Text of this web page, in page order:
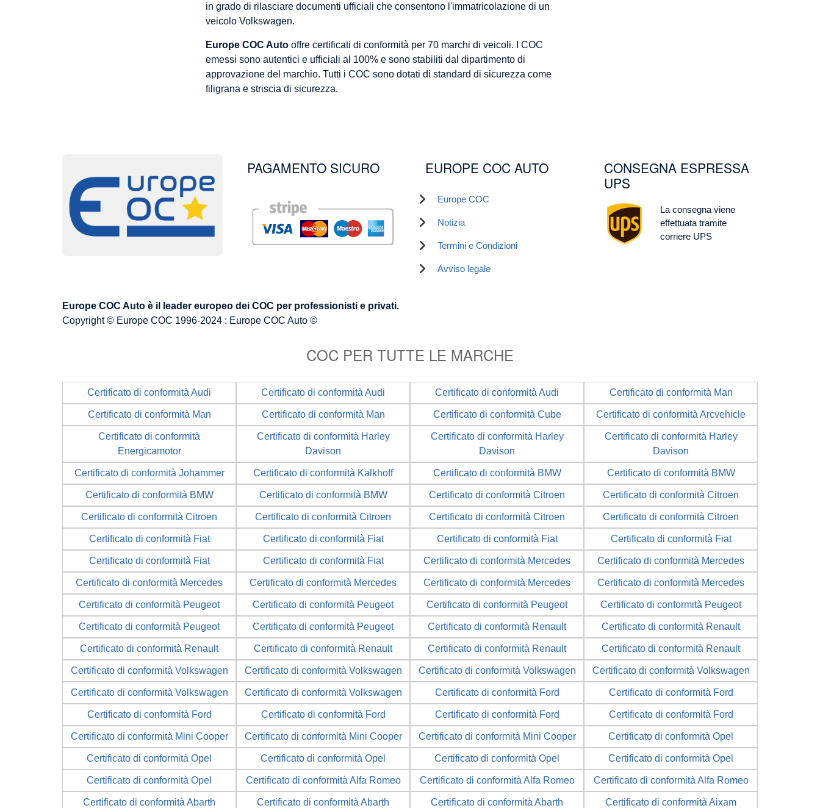
in grado di rilasciare documenti ufficiali che consentono l'immatricolazione di un
veicolo Volkswagen.
Europe COC Auto offre certificati di conformità per 70 marchi di veicoli. I COC
emessi sono autentici e ufficiali al 100% e sono stabiliti dal dipartimento di
approvazione del marchio. Tutti i COC sono dotati di standard di sicurezza come
filigrana e striscia di sicurezza.
Image PAGAMENTO SICURO EUROPE COC AUTO
Europe COC
Notizia
Termini e Condizioni
Avviso legale
CONSEGNA ESPRESSA
UPS
Image
La consegna viene
effettuata tramite
corriere UPS
Europe COC Auto è il leader europeo dei COC per professionisti e privati.
Copyright © Europe COC 1996-2024 : Europe COC Auto ©
COC PER TUTTE LE MARCHE
Certificato di conformità Audi Certificato di conformità Audi Certificato di conformità Audi Certificato di conformità Man
Certificato di conformità Man Certificato di conformità Man Certificato di conformità Cube Certificato di conformità Arcvehicle
Certificato di conformità
Energicamotor
Certificato di conformità Harley
Davison
Certificato di conformità Harley
Davison
Certificato di conformità Harley
Davison
Certificato di conformità Johammer Certificato di conformità Kalkhoff Certificato di conformità BMW Certificato di conformità BMW
Certificato di conformità BMW Certificato di conformità BMW Certificato di conformità Citroen Certificato di conformità Citroen
Certificato di conformità Citroen Certificato di conformità Citroen Certificato di conformità Citroen Certificato di conformità Citroen
Certificato di conformità Fiat Certificato di conformità Fiat Certificato di conformità Fiat Certificato di conformità Fiat
Certificato di conformità Fiat Certificato di conformità Fiat Certificato di conformità Mercedes Certificato di conformità Mercedes
Certificato di conformità Mercedes Certificato di conformità Mercedes Certificato di conformità Mercedes Certificato di conformità Mercedes
Certificato di conformità Peugeot Certificato di conformità Peugeot Certificato di conformità Peugeot Certificato di conformità Peugeot
Certificato di conformità Peugeot Certificato di conformità Peugeot Certificato di conformità Renault Certificato di conformità Renault
Certificato di conformità Renault Certificato di conformità Renault Certificato di conformità Renault Certificato di conformità Renault
Certificato di conformità Volkswagen Certificato di conformità Volkswagen Certificato di conformità Volkswagen Certificato di conformità Volkswagen
Certificato di conformità Volkswagen Certificato di conformità Volkswagen Certificato di conformità Ford Certificato di conformità Ford
Certificato di conformità Ford Certificato di conformità Ford Certificato di conformità Ford Certificato di conformità Ford
Certificato di conformità Mini Cooper Certificato di conformità Mini Cooper Certificato di conformità Mini Cooper Certificato di conformità Opel
Certificato di conformità Opel Certificato di conformità Opel Certificato di conformità Opel Certificato di conformità Opel
Certificato di conformità Opel Certificato di conformità Alfa Romeo Certificato di conformità Alfa Romeo Certificato di conformità Alfa Romeo
Certificato di conformità Abarth Certificato di conformità Abarth Certificato di conformità Abarth Certificato di conformità Aixam